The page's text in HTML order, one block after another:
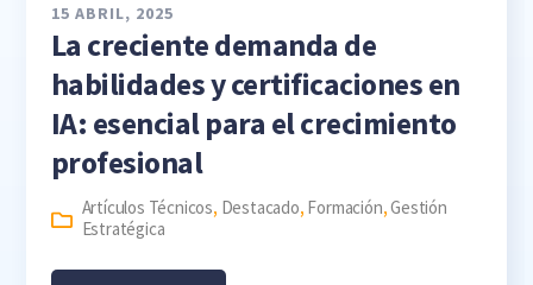
15 ABRIL, 2025
La creciente demanda de
habilidades y certificaciones en
IA: esencial para el crecimiento
profesional
Artículos Técnicos, Destacado, Formación,Gestión
Estratégica